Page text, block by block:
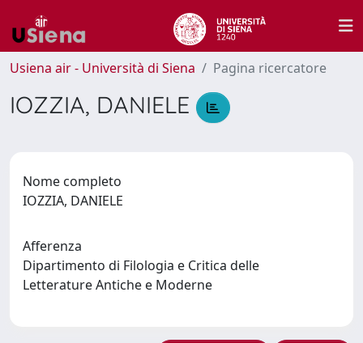
Usiena air - Università di Siena Pagina ricercatore
IOZZIA, DANIELE
Nome completo
IOZZIA, DANIELE
Afferenza
Dipartimento di Filologia e Critica delle
Letterature Antiche e Moderne